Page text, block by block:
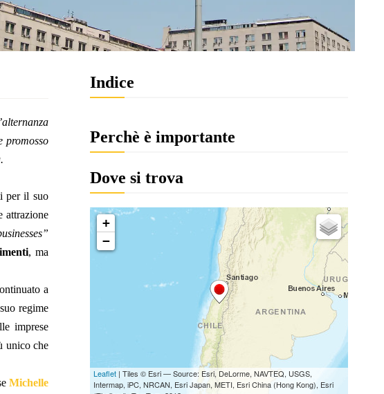
promosso
per il suo
attrazione
, ma
a
regime
imprese
unico che
Michelle
Indice
Perchè è importante
Dove si trova